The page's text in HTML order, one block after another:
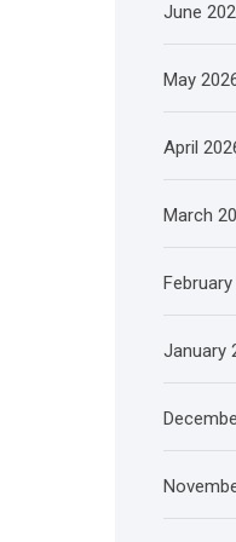
June
May
April
March
January